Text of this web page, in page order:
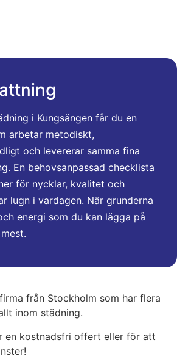
i Kungsängen får du en
arbetar metodiskt,
och levererar samma fina
En behovsanpassad checklista
för nycklar, kvalitet och
lugn i vardagen. När grunderna
energi som du kan lägga på
från Stockholm som har flera
inom städning.
en kostnadsfri offert eller för att